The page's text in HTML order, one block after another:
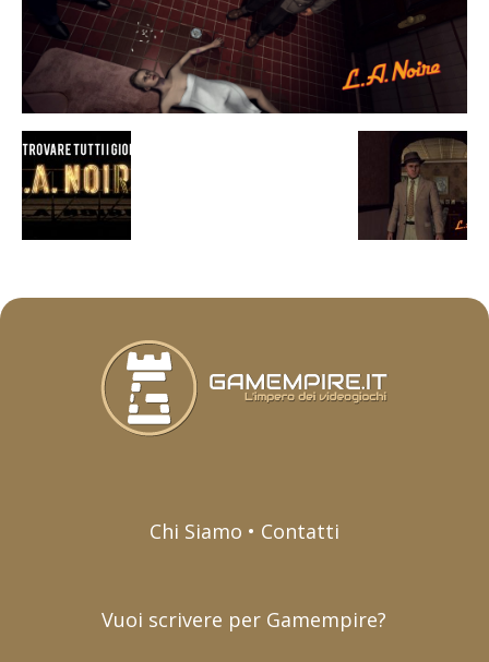
Chi Siamo • Contatti
Vuoi scrivere per Gamempire?